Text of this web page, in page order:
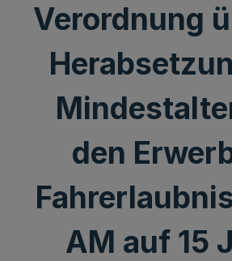
Verordnung
den
AM auf 15